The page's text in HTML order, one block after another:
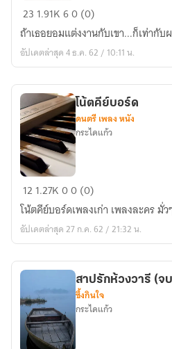
สามี
เกียรติยศ
23 1.91K60 (0)
ถ้าเธอยอมแต่งงานกับเขา...ก็เท่ากับ
อัปเดตล่าสุด 4 ธ.ค. 62 / 10:11 น.
โน้ต
คีย์บอร์ด
โน้ตคีย์บอร์ด
ดนตรี เพลง หนัง
กระไดแก้ว
12 1.27K00 (0)
โน้ตคีย์บอร์ดเพลงเก่า เพลงละคร มั่
อัปเดตล่าสุด 27 ก.ค. 62 / 21:32 น.
สาปรักห้วงวารี (จ
ซึ้งกินใจ
กระไดแก้ว